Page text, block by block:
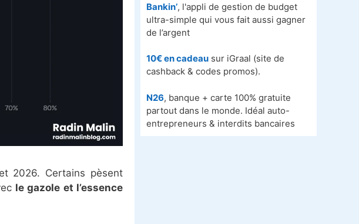
2026. Certains pèsent
le gazole et l’essence
Bankin’, l'appli de gestion de budget
ultra-simple qui vous fait aussi gagner
de l’argent
10€ en cadeau sur iGraal (site de
cashback & codes promos).
N26, banque + carte 100% gratuite
partout dans le monde. Idéal auto-
entrepreneurs & interdits bancaires